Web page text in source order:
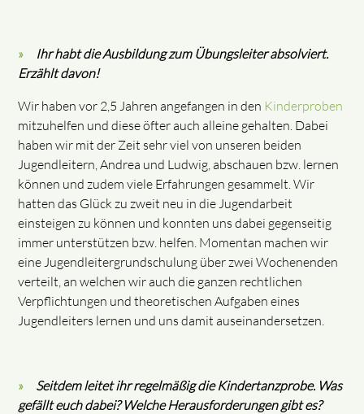
Ihr habt die Ausbildung zum Übungsleiter absolviert.
Erzählt davon!
Wir haben vor 2,5 Jahren angefangen in den Kinderproben
mitzuhelfen und diese öfter auch alleine gehalten. Dabei
haben wir mit der Zeit sehr viel von unseren beiden
Jugendleitern, Andrea und Ludwig, abschauen bzw. lernen
können und zudem viele Erfahrungen gesammelt. Wir
hatten das Glück zu zweit neu in die Jugendarbeit
einsteigen zu können und konnten uns dabei gegenseitig
immer unterstützen bzw. helfen. Momentan machen wir
eine Jugendleitergrundschulung über zwei Wochenenden
verteilt, an welchen wir auch die ganzen rechtlichen
Verpflichtungen und theoretischen Aufgaben eines
Jugendleiters lernen und uns damit auseinandersetzen.
Seitdem leitet ihr regelmäßig die Kindertanzprobe. Was
gefällt euch dabei? Welche Herausforderungen gibt es?